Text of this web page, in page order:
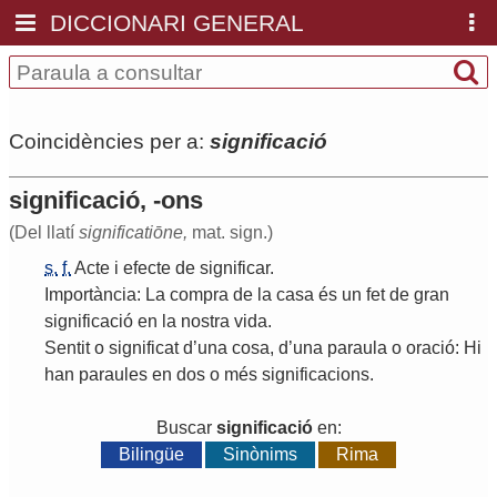
DICCIONARI GENERAL
Coincidències per a: significació
significació, -ons
(Del llatí significatiōne, mat. sign.)
s. f. Acte i efecte de significar.
Importància: La compra de la casa és un fet de gran
significació en la nostra vida.
Sentit o significat d’una cosa, d’una paraula o oració: Hi
han paraules en dos o més significacions.
Buscar significacióen:
Bilingüe
Sinònims Rima